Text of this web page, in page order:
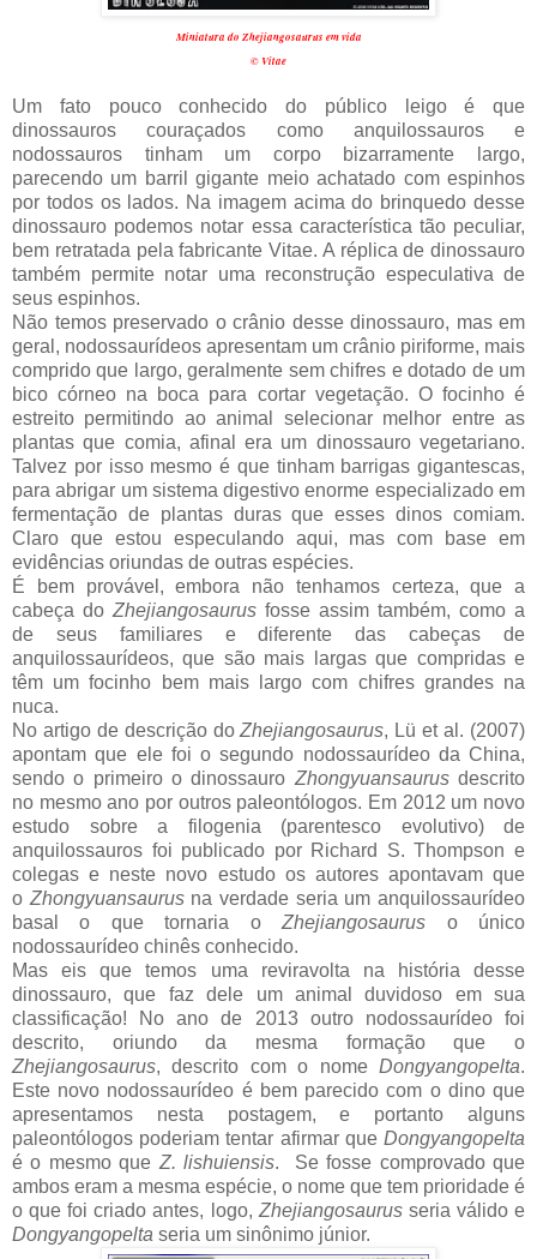
Miniatura do Zhejiangosaurus em vida
© Vitae
Um fato pouco conhecido do público leigo é que
dinossauros couraçados como anquilossauros e
nodossauros tinham um corpo bizarramente largo,
parecendo um barril gigante meio achatado com espinhos
por todos os lados. Na imagem acima do brinquedo desse
dinossauro podemos notar essa característica tão peculiar,
bem retratada pela fabricante Vitae. A réplica de dinossauro
também permite notar uma reconstrução especulativa de
seus espinhos.
Não temos preservado o crânio desse dinossauro, mas em
geral, nodossaurídeos apresentam um crânio piriforme, mais
comprido que largo, geralmente sem chifres e dotado de um
bico córneo na boca para cortar vegetação. O focinho é
estreito permitindo ao animal selecionar melhor entre as
plantas que comia, afinal era um dinossauro vegetariano.
Talvez por isso mesmo é que tinham barrigas gigantescas,
para abrigar um sistema digestivo enorme especializado em
fermentação de plantas duras que esses dinos comiam.
Claro que estou especulando aqui, mas com base em
evidências oriundas de outras espécies.
É bem provável, embora não tenhamos certeza, que a
cabeça do Zhejiangosaurus fosse assim também, como a
de seus familiares e diferente das cabeças de
anquilossaurídeos, que são mais largas que compridas e
têm um focinho bem mais largo com chifres grandes na
nuca.
No artigo de descrição doZhejiangosaurus, Lü et al. (2007)
apontam que ele foi o segundo nodossaurídeo da China,
sendo o primeiro o dinossauro Zhongyuansaurusdescrito
no mesmo ano por outros paleontólogos. Em 2012 um novo
estudo sobre a filogenia (parentesco evolutivo) de
anquilossauros foi publicado por Richard S. Thompson e
colegas e neste novo estudo os autores apontavam que
o Zhongyuansaurus na verdade seria um anquilossaurídeo
basal o que tornaria oZhejiangosaurus o único
nodossaurídeo chinês conhecido.
Mas eis que temos uma reviravolta na história desse
dinossauro, que faz dele um animal duvidoso em sua
classificação! No ano de 2013 outro nodossaurídeo foi
descrito, oriundo da mesma formação que o
Zhejiangosaurus, descrito com o nome Dongyangopelta.
Este novo nodossaurídeo é bem parecido com o dino que
apresentamos nesta postagem, e portanto alguns
paleontólogos poderiam tentar afirmar que Dongyangopelta
é o mesmo que Z. lishuiensis. Se fosse comprovado que
ambos eram a mesma espécie, o nome que tem prioridade é
o que foi criado antes, logo, Zhejiangosaurusseria válido e
Dongyangopelta seria um sinônimo júnior.